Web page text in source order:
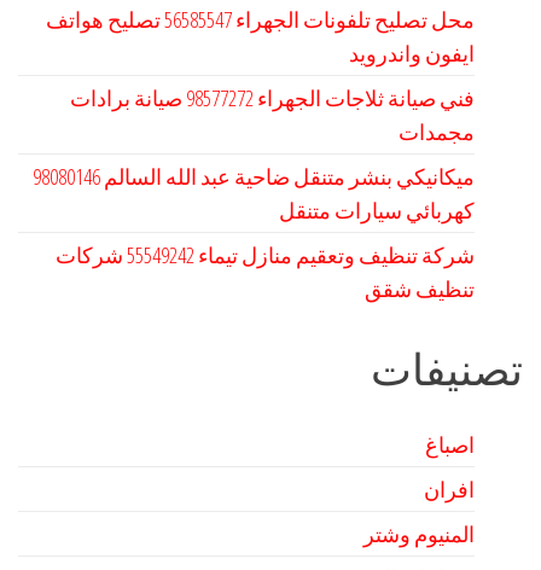
محل تصليح تلفونات الجهراء 56585547 تصليح هواتف
ايفون واندرويد
فني صيانة ثلاجات الجهراء 98577272 صيانة برادات
مجمدات
كهربائي سيارات متنقل
شركة تنظيف وتعقيم منازل تيماء 55549242 شركات
تنظيف شقق
تصنيفات
اصباغ
افران
المنيوم وشتر